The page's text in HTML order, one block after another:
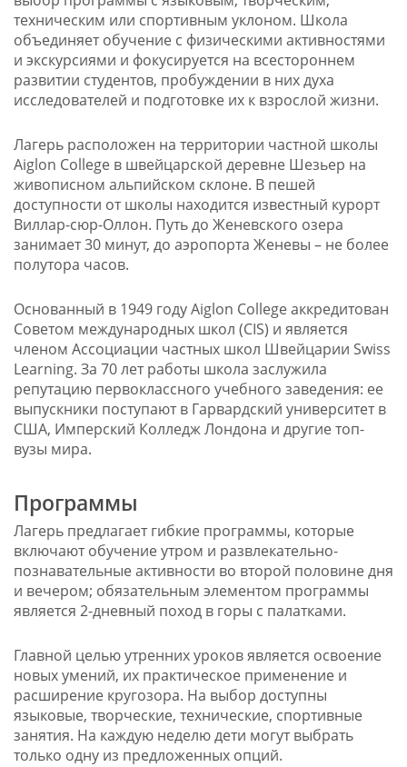
техническим или спортивным уклоном. Школа
объединяет обучение с физическими активностями
и экскурсиями и фокусируется на всестороннем
развитии студентов, пробуждении в них духа
исследователей и подготовке их к взрослой жизни.
Лагерь расположен на территории частной школы
Aiglon College в швейцарской деревне Шезьер на
живописном альпийском склоне. В пешей
доступности от школы находится известный курорт
Виллар-сюр-Оллон. Путь до Женевского озера
занимает 30 минут, до аэропорта Женевы – не более
полутора часов.
Основанный в 1949 году Aiglon College аккредитован
Советом международных школ (CIS) и является
членом Ассоциации частных школ Швейцарии Swiss
Learning. За 70 лет работы школа заслужила
репутацию первоклассного учебного заведения: ее
выпускники поступают в Гарвардский университет в
США, Имперский Колледж Лондона и другие топ-
вузы мира.
Программы
Лагерь предлагает гибкие программы, которые
включают обучение утром и развлекательно-
познавательные активности во второй половине дня
и вечером; обязательным элементом программы
является 2-дневный поход в горы с палатками.
Главной целью утренних уроков является освоение
новых умений, их практическое применение и
расширение кругозора. На выбор доступны
языковые, творческие, технические, спортивные
занятия. На каждую неделю дети могут выбрать
только одну из предложенных опций.